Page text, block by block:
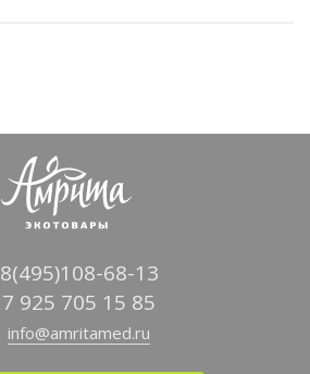
8(495)108-68-13
7 925 705 15 85
info@amritamed.ru